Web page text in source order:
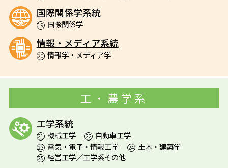
国際関係学系統
19 国際関係学
情報・メディア系統
20 情報学・メディア学
工・農学系
工学系統
21 機械工学 22 自動車工学
23 電気・電子・情報工学 24 土木・建築学
25 経営工学／工学系その他